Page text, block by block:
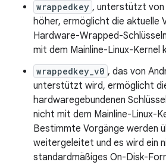
wrappedkey , unterstützt von
höher, ermöglicht die aktuelle
Hardware-Wrapped-
mit dem Mainline-Linux-Kernel
wrappedkey_v0 , das von
unterstützt wird, ermöglicht
hardwaregebundenen
nicht mit dem Mainline-Linux-
Bestimmte Vorgänge werden
weitergeleitet und es wird ein
standardmäßiges On-Disk-